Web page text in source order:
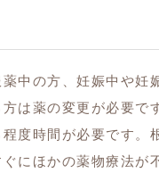
中の方、妊娠中や
は薬の変更が必要で
度時間が必要です。
にほかの薬物療法